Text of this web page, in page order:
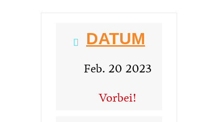
DATUM
Feb. 20 2023
Vorbei!